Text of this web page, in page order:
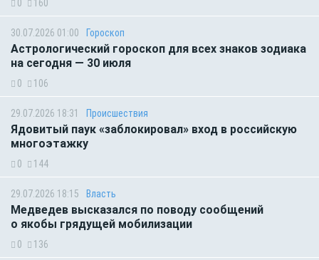
0 160
30.07.2026 01:00 Гороскоп
Астрологический гороскоп для всех знаков зодиака
на сегодня — 30 июля
0 106
29.07.2026 18:31 Происшествия
Ядовитый паук «заблокировал» вход в российскую
многоэтажку
0 144
29.07.2026 18:15 Власть
Медведев высказался по поводу сообщений
о якобы грядущей мобилизации
0 136